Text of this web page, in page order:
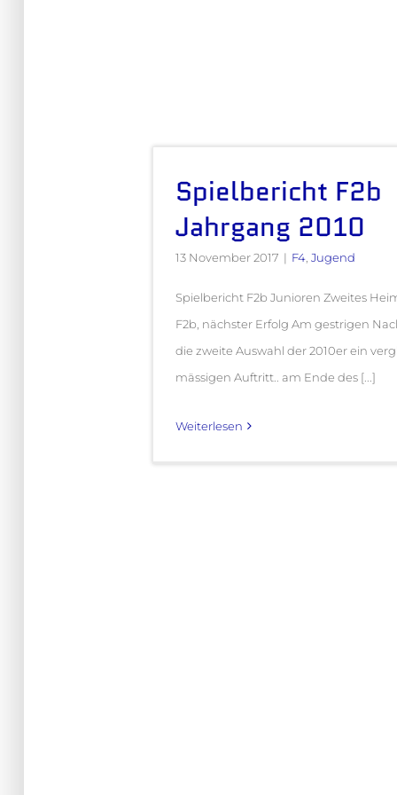
Spielbericht F2b
Jahrgang 2010
13 November 2017 | F4 Jugend
Spielbericht F2b Junioren Zweites
F2b, nächster Erfolg Am gestrigen
die zweite Auswahl der 2010er ein
mässigen Auftritt.. am Ende des [...]
Weiterlesen